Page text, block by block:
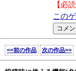
【必読
この
<<前の作品 次の作品>>